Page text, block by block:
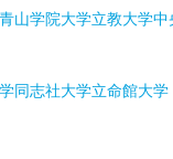
青山学院大学立教大学中
同志社大学立命館大学